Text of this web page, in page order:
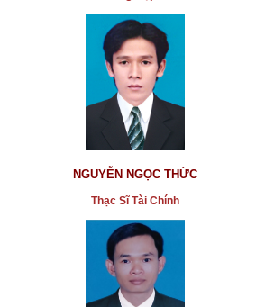
NGUYỄN NGỌC THỨC
Thạc Sĩ Tài Chính